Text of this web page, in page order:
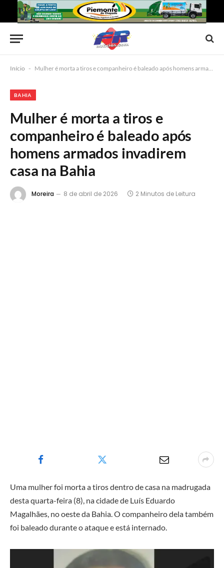
Início - Mulher é morta a tiros e companheiro é baleado após homens armados invadirem casa na Bahia
BAHIA
Mulher é morta a tiros e
companheiro é baleado após
homens armados invadirem
casa na Bahia
Moreira 8 de abril de 2026 2 Minutos de Leitura
Uma mulher foi morta a tiros dentro de casa na madrugada
desta quarta-feira (8), na cidade de Luís Eduardo
Magalhães, no oeste da Bahia. O companheiro dela também
foi baleado durante o ataque e está internado.